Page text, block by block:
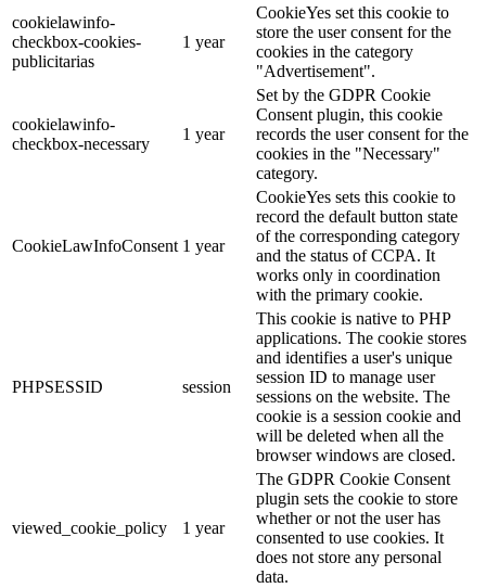
cookielawinfo-
checkbox-cookies-
publicitarias
1 year
CookieYes set this cookie to
store the user consent for the
cookies in the category
"Advertisement".
cookielawinfo-
checkbox-necessary
1 year
Set by the GDPR Cookie
Consent plugin, this cookie
records the user consent for the
cookies in the "Necessary"
category.
CookieLawInfoConsent 1 year
CookieYes sets this cookie to
record the default button state
of the corresponding category
and the status of CCPA. It
works only in coordination
with the primary cookie.
PHPSESSID session
This cookie is native to PHP
applications. The cookie stores
and identifies a user's unique
session ID to manage user
sessions on the website. The
cookie is a session cookie and
will be deleted when all the
browser windows are closed.
viewed_cookie_policy 1 year
The GDPR Cookie Consent
plugin sets the cookie to store
whether or not the user has
consented to use cookies. It
does not store any personal
data.